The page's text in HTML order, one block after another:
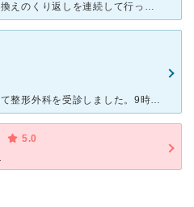
家族の介護の為、車いすに乗せ換えのくり返しを連続して行ったため、 翌日に腰の違和感を感じました。何でも無いと思い毎日行ったため、4～5日後から 朝起き上がる事も出来ず、少しずつ体を整えて何とか1時
新規でしたが、高齢の母を連れて整形外科を受診しました。9時14分 受診は何と14時30分。その間、少し遅れ気味とのアナウンスはありました。 が、しかし、昼の休憩時、13時だったかには、ほぼナースは
5.0